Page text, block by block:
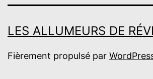
LES ALLUMEURS DE
Fièrement propulsé par